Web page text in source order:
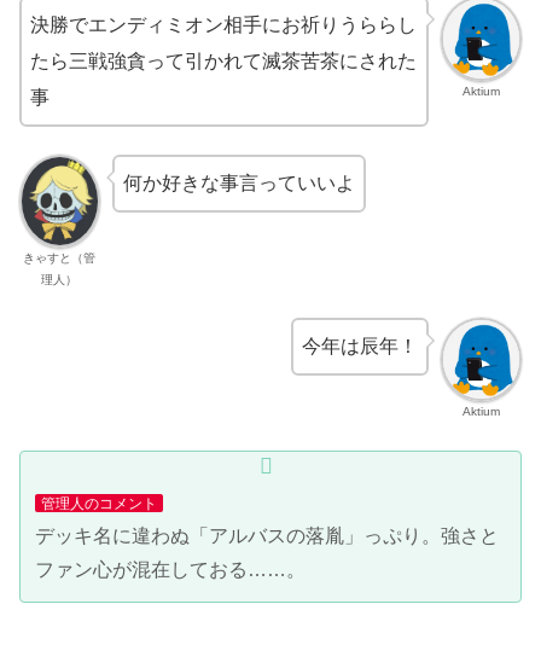
Aktium
決勝でエンディミオン相手にお祈りうららし
たら三戦強貪って引かれて滅茶苦茶にされた
事
きゃすと（管
理人）
何か好きな事言っていいよ
Aktium
今年は辰年！
管理人のコメント
デッキ名に違わぬ「アルバスの落胤」っぷり。強さと
ファン心が混在しておる……。